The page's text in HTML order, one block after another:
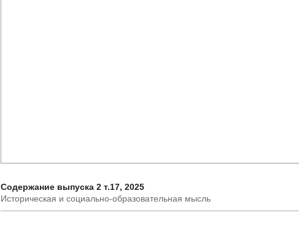
Содержание выпуска 2 т.17, 2025
Историческая и социально-образовательная мысль